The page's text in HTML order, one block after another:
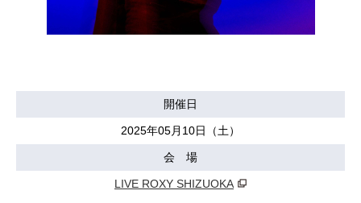
開催日
2025年05月10日（土）
会 場
LIVE ROXY SHIZUOKA